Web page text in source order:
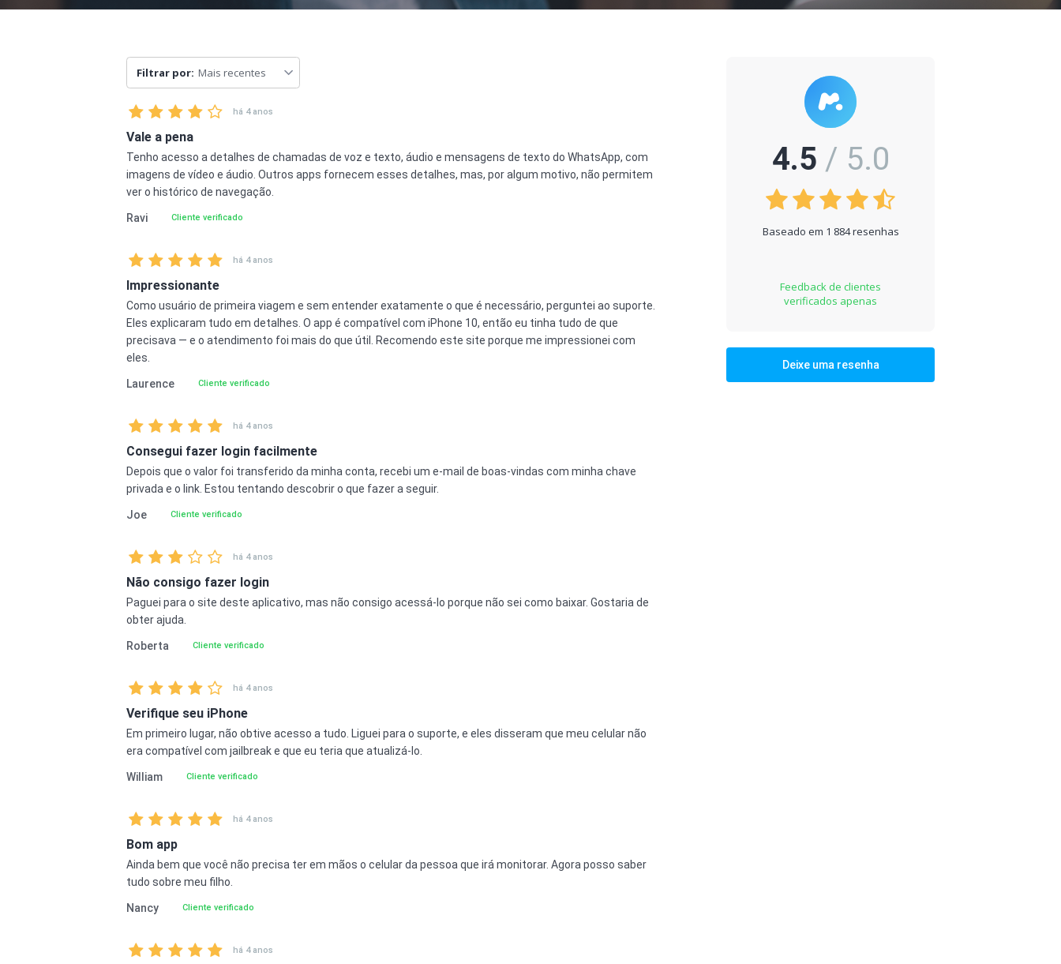
Filtrar por: Mais recentes
há 4 anos
Vale a pena
Tenho acesso a detalhes de chamadas de voz e texto, áudio e mensagens de texto do WhatsApp, com
imagens de vídeo e áudio. Outros apps fornecem esses detalhes, mas, por algum motivo, não permitem
ver o histórico de navegação.
Ravi Cliente verificado
há 4 anos
Impressionante
Como usuário de primeira viagem e sem entender exatamente o que é necessário, perguntei ao suporte.
Eles explicaram tudo em detalhes. O app é compatível com iPhone 10, então eu tinha tudo de que
precisava — e o atendimento foi mais do que útil. Recomendo este site porque me impressionei com
eles.
Laurence Cliente verificado
há 4 anos
Consegui fazer login facilmente
Depois que o valor foi transferido da minha conta, recebi um e-mail de boas-vindas com minha chave
privada e o link. Estou tentando descobrir o que fazer a seguir.
Joe Cliente verificado
há 4 anos
Não consigo fazer login
Paguei para o site deste aplicativo, mas não consigo acessá-lo porque não sei como baixar. Gostaria de
obter ajuda.
Roberta Cliente verificado
há 4 anos
Verifique seu iPhone
Em primeiro lugar, não obtive acesso a tudo. Liguei para o suporte, e eles disseram que meu celular não
era compatível com jailbreak e que eu teria que atualizá-lo.
William Cliente verificado
há 4 anos
Bom app
Ainda bem que você não precisa ter em mãos o celular da pessoa que irá monitorar. Agora posso saber
tudo sobre meu filho.
Nancy Cliente verificado
há 4 anos
4.5 / 5.0
Baseado em 1 884 resenhas
Feedback de clientes
verificados apenas
Deixe uma resenha